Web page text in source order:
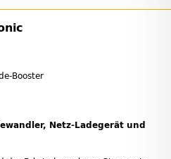
Booster
Netz-Ladegerät und